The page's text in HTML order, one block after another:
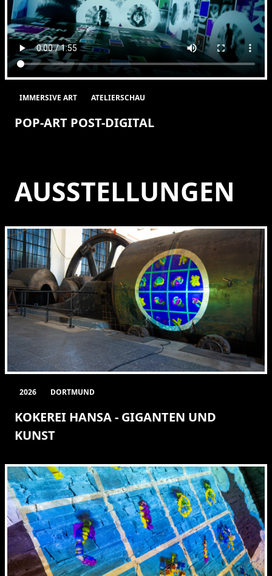
IMMERSIVE ART ATELIERSCHAU
POP-ART POST-DIGITAL
AUSSTELLUNGEN
2026 DORTMUND
KOKEREI HANSA - GIGANTEN UND
KUNST